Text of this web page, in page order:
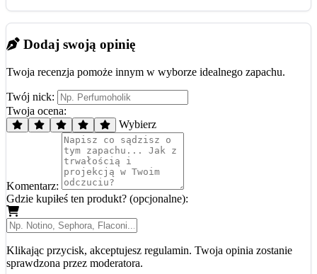
Dodaj swoją opinię
Twoja recenzja pomoże innym w wyborze idealnego zapachu.
Twój nick:
Twoja ocena:
Wybierz
Komentarz:
Gdzie kupiłeś ten produkt? (opcjonalne):
Klikając przycisk, akceptujesz regulamin. Twoja opinia zostanie
sprawdzona przez moderatora.